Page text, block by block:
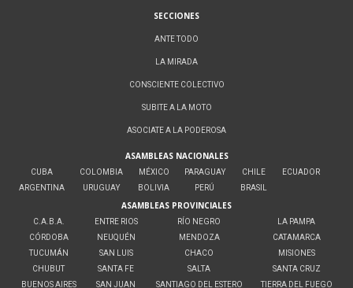
SECCIONES
ANTE TODO
LA MIRADA
CONSCIENTE COLECTIVO
SUBITE A LA MOTO
ASOCIATE A LA PODEROSA
ASAMBLEAS NACIONALES
CUBA
ARGENTINA
COLOMBIA
URUGUAY
MÉXICO
BOLIVIA
PARAGUAY
PERÚ
CHILE
BRASIL
ECUADOR
ASAMBLEAS PROVINCIALES
C.A.B.A.
CÓRDOBA
TUCUMÁN
CHUBUT
BUENOS AIRES
ENTRE RIOS
NEUQUÉN
SAN LUIS
SANTA FE
SAN JUAN
RÍO NEGRO
MENDOZA
CHACO
SALTA
SANTIAGO DEL ESTERO
LA PAMPA
CATAMARCA
MISIONES
SANTA CRUZ
TIERRA DEL FUEGO